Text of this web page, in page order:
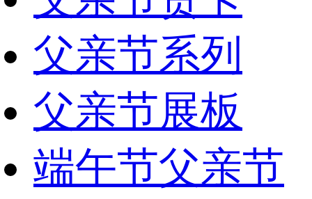
父亲节系列
父亲节展板
端午节父亲节